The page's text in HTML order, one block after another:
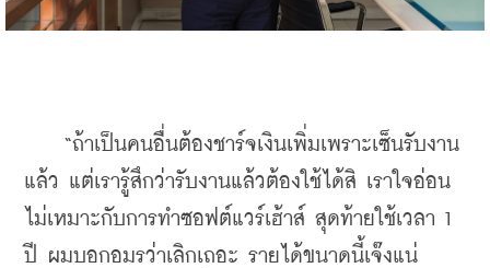
“ถ้าเป็นคนอื่นต้องชาร์จเงินเพิ่มเพราะเซ็นรับงาน
แล้ว แต่เรารู้สึกว่ารับงานแล้วต้องใช้ได้สิ เราใจอ่อน
ไม่เหมาะกับการทำซอฟต์แวร์เฮ้าส์ สุดท้ายใช้เวลา 1
ปี ผมบอกอมรว่าเลิกเถอะ รายได้ขนาดนี้เจ๊งแน่